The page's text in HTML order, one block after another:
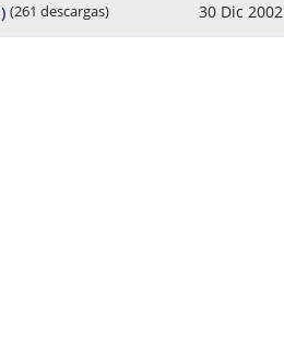
(261 descargas) 30 Dic 2002